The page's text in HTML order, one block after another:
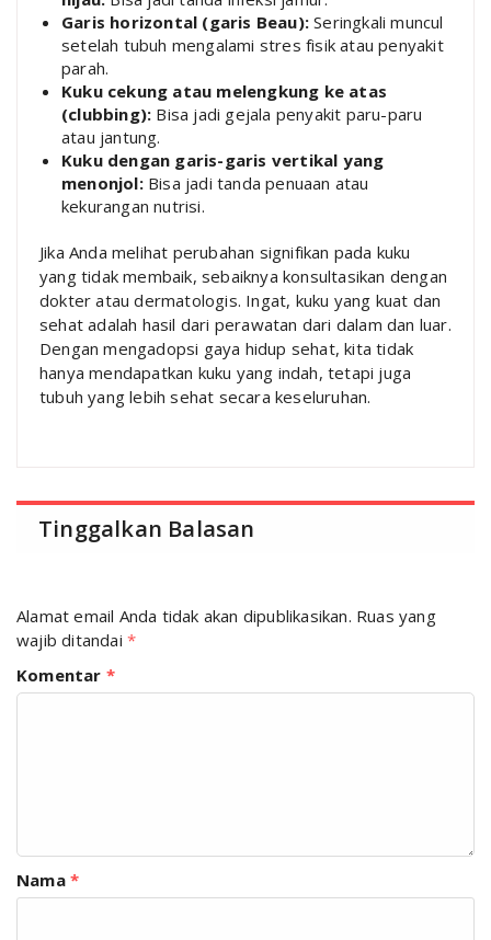
Garis horizontal (garis Beau): Seringkali muncul
setelah tubuh mengalami stres fisik atau penyakit
parah.
Kuku cekung atau melengkung ke atas
(clubbing): Bisa jadi gejala penyakit paru-paru
atau jantung.
Kuku dengan garis-garis vertikal yang
menonjol:Bisa jadi tanda penuaan atau
kekurangan nutrisi.
Jika Anda melihat perubahan signifikan pada kuku
yang tidak membaik, sebaiknya konsultasikan dengan
dokter atau dermatologis. Ingat, kuku yang kuat dan
sehat adalah hasil dari perawatan dari dalam dan luar.
Dengan mengadopsi gaya hidup sehat, kita tidak
hanya mendapatkan kuku yang indah, tetapi juga
tubuh yang lebih sehat secara keseluruhan.
Tinggalkan Balasan
Alamat email Anda tidak akan dipublikasikan. Ruas yang
wajib ditandai *
Komentar *
Nama *